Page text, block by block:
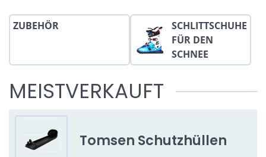
lieben! Für das Freiheist-feeling auf der Piste gibt es
kein Verglich. Endlich gibt es auch in Winter eine
Variante zum skaten auf dem mit Schnee verdecktem
Radweg, in der Stadt, im Wald und selbstverständlich
Schleppen.
ZUBEHÖR
SCHLITTSCHUHE
FÜR DEN
SCHNEE
MEISTVERKAUFT
Tomsen Schutzhüllen